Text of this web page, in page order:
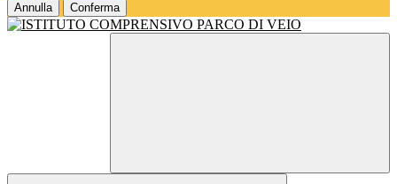
Annulla Conferma